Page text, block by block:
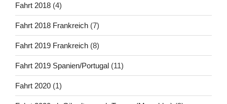
Fahrt 2018 (4)
Fahrt 2018 Frankreich (7)
Fahrt 2019 Frankreich (8)
Fahrt 2019 Spanien/Portugal (11)
Fahrt 2020 (1)